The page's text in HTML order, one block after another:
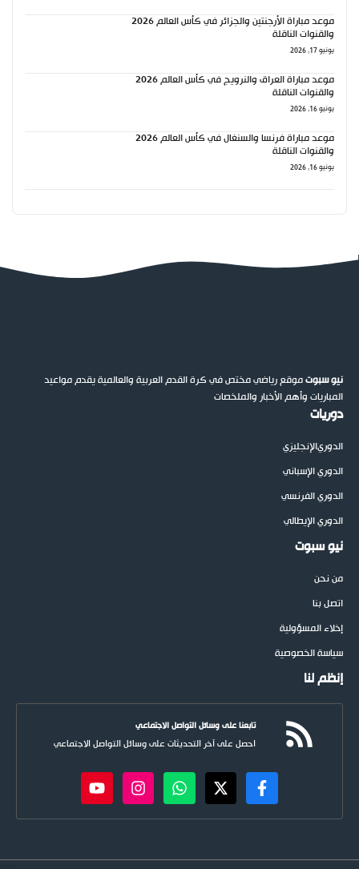
موعد مباراة الأرجنتين والجزائر في كأس العالم 2026
والقنوات الناقلة
يونيو 17, 2026
موعد مباراة العراق والنرويج في كأس العالم 2026
والقنوات الناقلة
يونيو 16, 2026
موعد مباراة فرنسا والسنغال في كأس العالم 2026
والقنوات الناقلة
يونيو 16, 2026
نيو سبوتموقع رياضي مختص في كرة القدم العربية والعالمية يقدم مواعيد
المباريات وأهم الأخبار والملخصات
دوريات
الدوريالإنجليزي
الدوري الإسباني
الدوري الفرنسي
الدوري الإيطالي
نيو سبوت
من نحن
اتصل بنا
إخلاء المسؤولية
سياسة الخصوصية
إنظم لنا
تابعنا على وسائل التواصل الاجتماعي
احصل على آخر التحديثات على وسائل التواصل الاجتماعي